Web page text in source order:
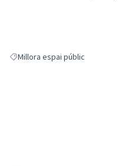
Resultats en filtrar per: Millora
Millora espai públic